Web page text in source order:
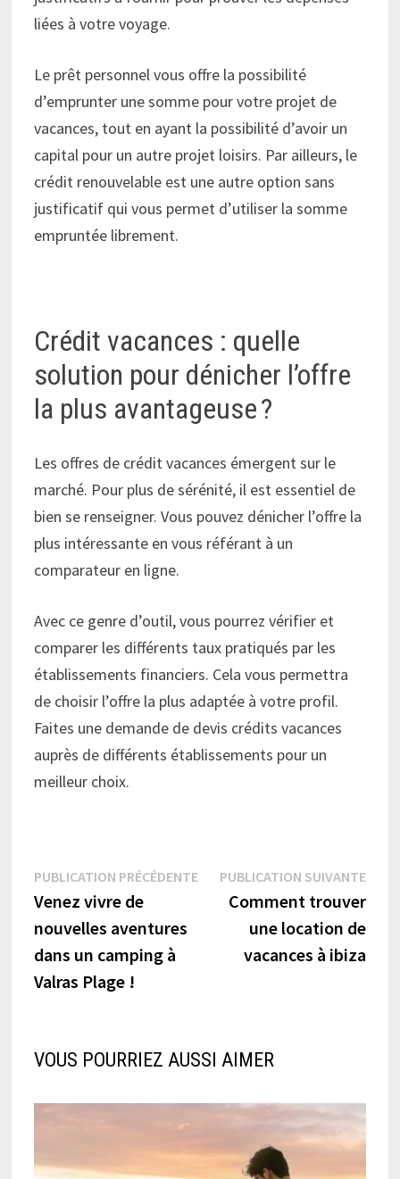
liées à votre voyage.
Le prêt personnel vous offre la possibilité
d’emprunter une somme pour votre projet de
vacances, tout en ayant la possibilité d’avoir un
capital pour un autre projet loisirs. Par ailleurs, le
crédit renouvelable est une autre option sans
justificatif qui vous permet d’utiliser la somme
empruntée librement.
Crédit vacances : quelle
solution pour dénicher l’offre
la plus avantageuse ?
Les offres de crédit vacances émergent sur le
marché. Pour plus de sérénité, il est essentiel de
bien se renseigner. Vous pouvez dénicher l’offre la
plus intéressante en vous référant à un
comparateur en ligne.
Avec ce genre d’outil, vous pourrez vérifier et
comparer les différents taux pratiqués par les
établissements financiers. Cela vous permettra
de choisir l’offre la plus adaptée à votre profil.
Faites une demande de devis crédits vacances
auprès de différents établissements pour un
meilleur choix.
Navigation
de
l’article
PUBLICATION PRÉCÉDENTEPublication
précédente :
Venez vivre de
nouvelles aventures
dans un camping à
Valras Plage !
PUBLICATION SUIVANTE
Comment trouver
une location de
vacances à ibiza
VOUS POURRIEZ AUSSI AIMER